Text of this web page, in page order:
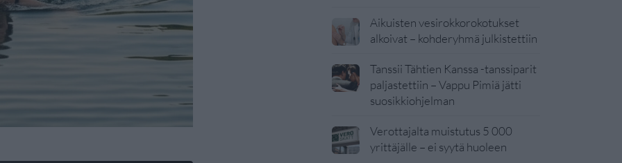
Aikuisten vesirokkorokotukset
alkoivat – kohderyhmä julkistettiin
Tanssii Tähtien Kanssa -tanssiparit
paljastettiin – Vappu Pimiä jätti
suosikkiohjelman
Verottajalta muistutus 5 000
yrittäjälle – ei syytä huoleen